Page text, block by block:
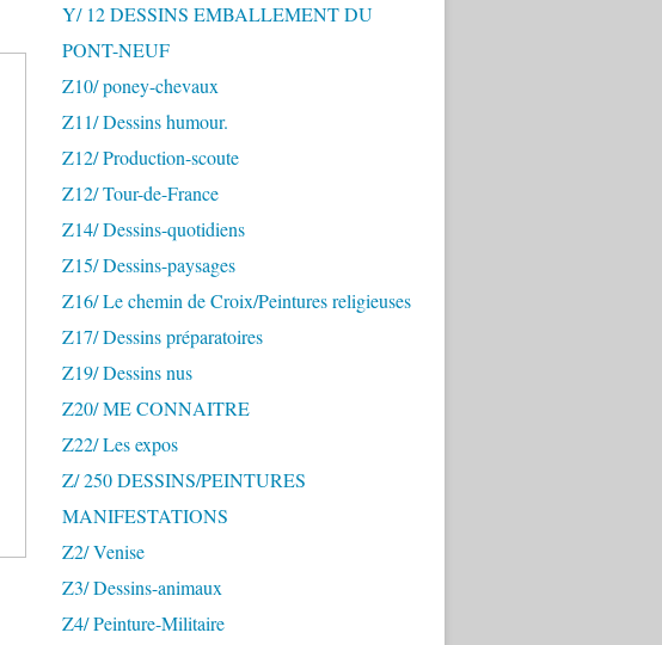
Y/ 12 DESSINS EMBALLEMENT DU
PONT-NEUF
Z10/ poney-chevaux
Z11/ Dessins humour.
Z12/ Production-scoute
Z12/ Tour-de-France
Z14/ Dessins-quotidiens
Z15/ Dessins-paysages
Z16/ Le chemin de Croix/Peintures religieuses
Z17/ Dessins préparatoires
Z19/ Dessins nus
Z20/ ME CONNAITRE
Z22/ Les expos
Z/ 250 DESSINS/PEINTURES
MANIFESTATIONS
Z2/ Venise
Z3/ Dessins-animaux
Z4/ Peinture-Militaire